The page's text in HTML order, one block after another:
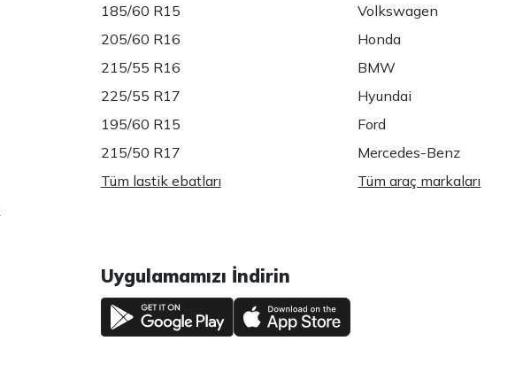
185/60 R15
205/60 R16
215/55 R16
225/55 R17
195/60 R15
215/50 R17
Tüm lastik ebatları
Volkswagen
Honda
BMW
Hyundai
Ford
Mercedes-Benz
Tüm araç markaları
Uygulamamızı İndirin